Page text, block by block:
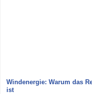
Windenergie: Warum das
ist